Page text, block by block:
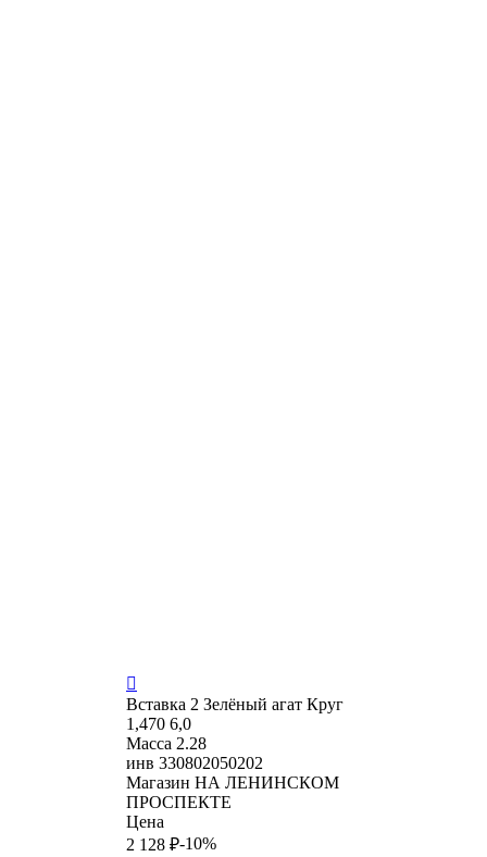

Вставка 2 Зелёный агат Круг
1,470 6,0
Масса 2.28
инв 330802050202
Магазин НА ЛЕНИНСКОМ
ПРОСПЕКТЕ
Цена
2 128 ₽-10%